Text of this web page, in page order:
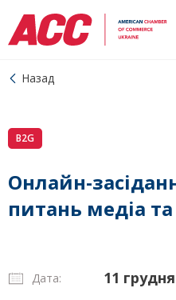
Назад
B2G
Онлайн-
питань медіа та
Дата: 11